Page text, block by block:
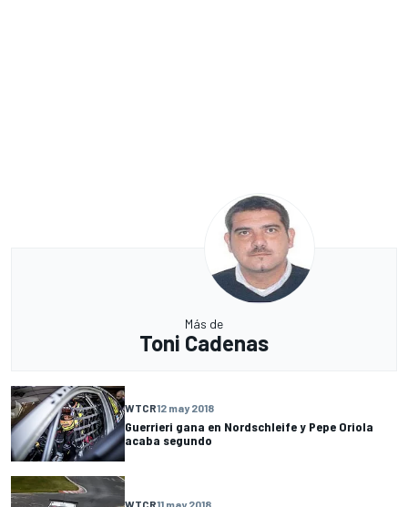
Más de
Toni Cadenas
WTCR12 may 2018
Guerrieri gana en Nordschleife y Pepe Oriola
acaba segundo